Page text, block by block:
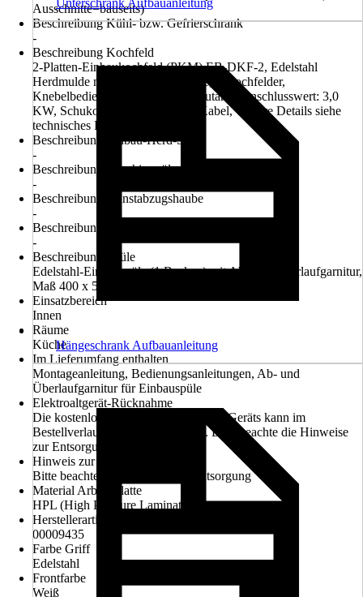
Ausschnitte=bauseits)
Beschreibung Kühl- bzw. Gefrierschrank
-
Beschreibung Kochfeld
2-Platten-Einbaukochfeld (PKM) EB-DKF-2, Edelstahl
Herdmulde mit Restwärmeanzeige, 2 Kochfelder,
Knebelbedienung, steckerfertig (autark), Anschlusswert: 3,0
KW, Schukostecker mit 140 cm Kabel, weitere Details siehe
technisches Datenblatt
Beschreibung Einbau-Herd-Set
-
Beschreibung Geschirrspüler
-
Beschreibung Dunstabzugshaube
-
Beschreibung Mikrowelle
-
Beschreibung Spüle
Edelstahl-Einbauspüle (1 Becken) mit Ab- und Überlaufgarnitur,
Maß 400 x 500 mm
Einsatzbereich
Innen
Räume
Küche
Im Lieferumfang enthalten
Montageanleitung, Bedienungsanleitungen, Ab- und
Überlaufgarnitur für Einbauspüle
Elektroaltgerät-Rücknahme
Die kostenlose Rückgabe des Elektro-Geräts kann im
Bestellverlauf ausgewählt werden. Bitte beachte die Hinweise
zur Entsorgung.
Hinweis zur Entsorgung
Bitte beachte die Hinweise zur Entsorgung
Material Arbeitsplatte
HPL (High Pressure Laminate)
Herstellerartikelnummer
00009435
Farbe Griff
Edelstahl
Frontfarbe
Weiß
Unterschrank Aufbauanleitung
Hängeschrank Aufbauanleitung